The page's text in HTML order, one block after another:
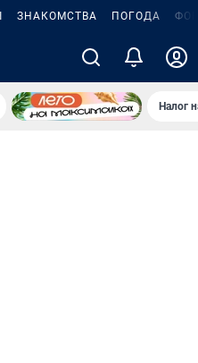
ЗНАКОМСТВА ПОГОДА
Налог